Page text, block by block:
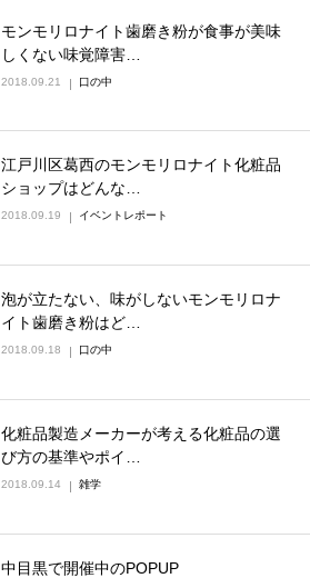
モンモリロナイト歯磨き粉が食事が美味
しくない味覚障害…
2018.09.21 口の中
江戸川区葛西のモンモリロナイト化粧品
ショップはどんな…
2018.09.19 イベントレポート
泡が立たない、味がしないモンモリロナ
イト歯磨き粉はど…
2018.09.18 口の中
化粧品製造メーカーが考える化粧品の選
び方の基準やポイ…
2018.09.14 雑学
中目黒で開催中のPOPUP